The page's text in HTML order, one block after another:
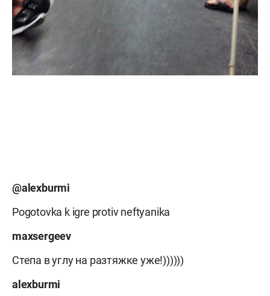
@alexburmi
Pogotovka k igre protiv neftyanika
maxsergeev
Степа в углу на разтяжке уже!))))))
alexburmi